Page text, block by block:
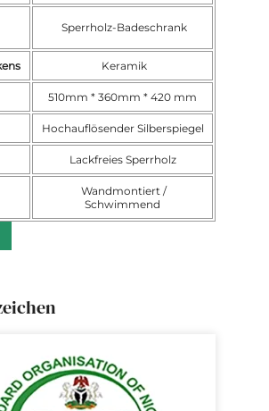
Sperrholz-Badeschrank
Keramik
510mm * 360mm * 420 mm
Hochauflösender Silberspiegel
Lackfreies Sperrholz
Wandmontiert /
Schwimmend